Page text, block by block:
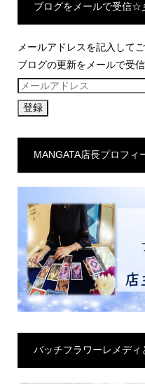
ブログをメールで受信☆
メールアドレスを記入して
ブログの更新をメールで受信
メ
ー
ア
レ
MANGATA店長プロフィ
バッチフラワーレメディ